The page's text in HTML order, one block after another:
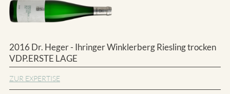
2016 Dr. Heger - Ihringer Winklerberg Riesling trocken
VDP.ERSTE LAGE
ZUR EXPERTISE